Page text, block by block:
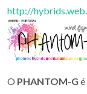
http://
O PHANTOM-G